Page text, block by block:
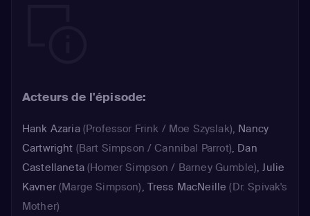
Acteurs de l'épisode:
Hank Azaria(Professor Frink / Moe Szyslak), Nancy
Cartwright (Bart Simpson / Cannibal Parrot), Dan
Castellaneta(Homer Simpson / Barney Gumble),Julie
Kavner(Marge Simpson), Tress MacNeille (Dr. Spivak's
Mother)